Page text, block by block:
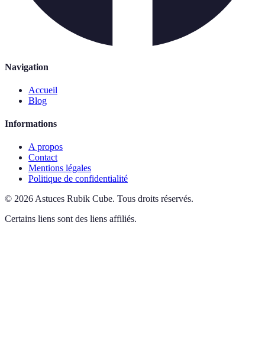
Navigation
Accueil
Blog
Informations
A propos
Contact
Mentions légales
Politique de confidentialité
© 2026 Astuces Rubik Cube. Tous droits réservés.
Certains liens sont des liens affiliés.